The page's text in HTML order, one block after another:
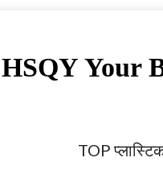
HSQY Your
TOP प्लास्टिक